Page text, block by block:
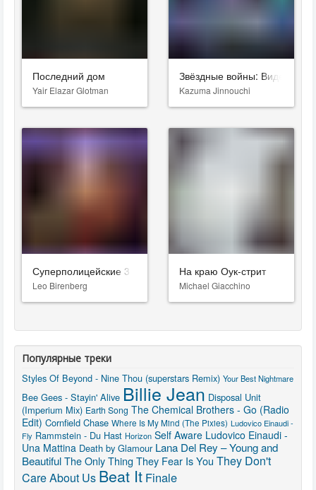
Последний дом
Yair Elazar Glotman
Звёздные войны: Видения.
Kazuma Jinnouchi
Суперполицейские 3
Leo Birenberg
На краю Оук-стрит
Michael Giacchino
Популярные треки
Styles Of Beyond - Nine Thou (superstars Remix) Your Best Nightmare
Bee Gees - Stayin' Alive Billie Jean Disposal Unit
(Imperium Mix) Earth Song The Chemical Brothers - Go (Radio
Edit) Cornfield Chase Where Is My Mind (The Pixies) Ludovico Einaudi -
Fly Rammstein - Du Hast Horizon Self Aware Ludovico Einaudi -
Una Mattina Death by Glamour Lana Del Rey – Young and
BeautifulThe Only Thing They Fear Is You They Don't
Care About Us Beat It Finale